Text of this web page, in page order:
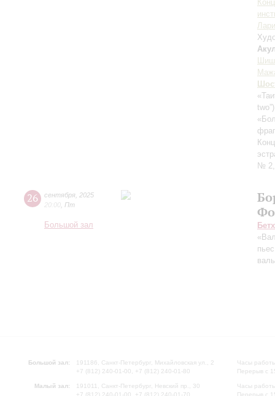
№ 2,
26 сентября 2025
20:00 Пт
Большой зал
Большой зал:
191186, Санкт-Петербург, Михайловская ул., 2
+7 (812) 240-01-00, +7 (812) 240-01-80
Малый зал:
191011, Санкт-Петербург, Невский пр., 30
+7 (812) 240-01-00, +7 (812) 240-01-70
Часы
Перерыв с
Часы
Перерыв с